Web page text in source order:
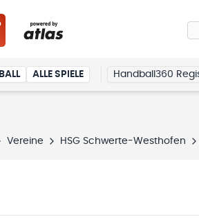
ALLE SPIELE Handball360
Vereine HSG Schwerte-Westhofen